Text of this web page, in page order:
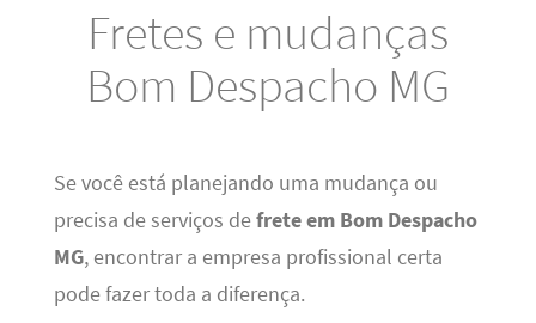
Fretes e mudanças
Bom Despacho MG
Se você está planejando uma mudança ou
precisa de serviços defrete em Bom Despacho
MG, encontrar a empresa profissional certa
pode fazer toda a diferença.